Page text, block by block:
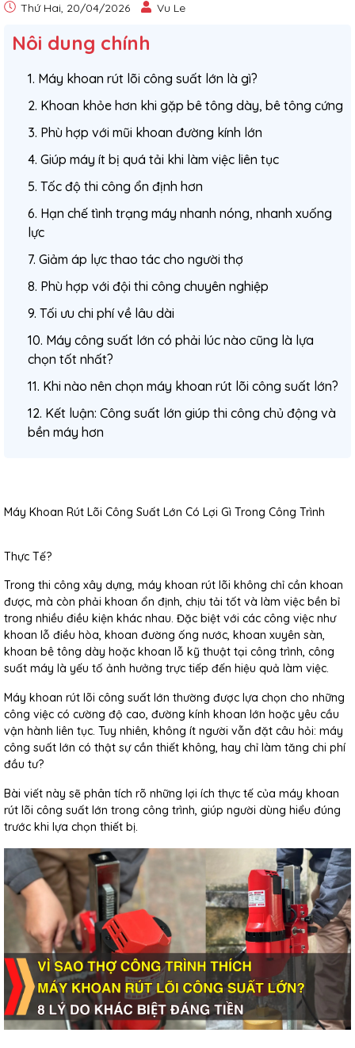
Thứ Hai, 20/04/2026 Vu Le
Nôi dung chính
1. Máy khoan rút lõi công suất lớn là gì?
2. Khoan khỏe hơn khi gặp bê tông dày, bê tông cứng
3. Phù hợp với mũi khoan đường kính lớn
4. Giúp máy ít bị quá tải khi làm việc liên tục
5. Tốc độ thi công ổn định hơn
6. Hạn chế tình trạng máy nhanh nóng, nhanh xuống
lực
7. Giảm áp lực thao tác cho người thợ
8. Phù hợp với đội thi công chuyên nghiệp
9. Tối ưu chi phí về lâu dài
10. Máy công suất lớn có phải lúc nào cũng là lựa
chọn tốt nhất?
11. Khi nào nên chọn máy khoan rút lõi công suất lớn?
12. Kết luận: Công suất lớn giúp thi công chủ động và
bền máy hơn
Máy Khoan Rút Lõi Công Suất Lớn Có Lợi Gì Trong Công Trình
Thực Tế?
Trong thi công xây dựng, máy khoan rút lõi không chỉ cần khoan
được, mà còn phải khoan ổn định, chịu tải tốt và làm việc bền bỉ
trong nhiều điều kiện khác nhau. Đặc biệt với các công việc như
khoan lỗ điều hòa, khoan đường ống nước, khoan xuyên sàn,
khoan bê tông dày hoặc khoan lỗ kỹ thuật tại công trình, công
suất máy là yếu tố ảnh hưởng trực tiếp đến hiệu quả làm việc.
Máy khoan rút lõi công suất lớn thường được lựa chọn cho những
công việc có cường độ cao, đường kính khoan lớn hoặc yêu cầu
vận hành liên tục. Tuy nhiên, không ít người vẫn đặt câu hỏi: máy
công suất lớn có thật sự cần thiết không, hay chỉ làm tăng chi phí
đầu tư?
Bài viết này sẽ phân tích rõ những lợi ích thực tế của máy khoan
rút lõi công suất lớn trong công trình, giúp người dùng hiểu đúng
trước khi lựa chọn thiết bị.